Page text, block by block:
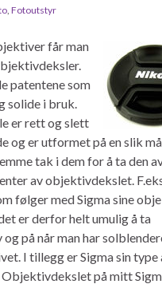
Fotoutstyr
får man
patentene som
solide i bruk.
er rett og slett
og er utformet på en slik
tak i dem for å ta den
av objektivdekslet.
følger med Sigma sine
er derfor helt umulig å ta
på når man har
I tillegg er Sigma sin type
på mitt